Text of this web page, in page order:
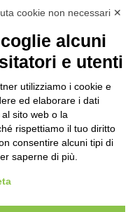
Debiti
cookie non necessari ✕
alcuni
e utenti
utilizziamo i cookie e
ed elaborare i dati
sito web o la
rispettiamo il tuo diritto
consentire alcuni tipi di
saperne di più.